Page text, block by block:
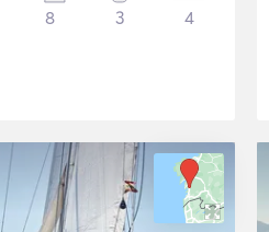
8 3 4